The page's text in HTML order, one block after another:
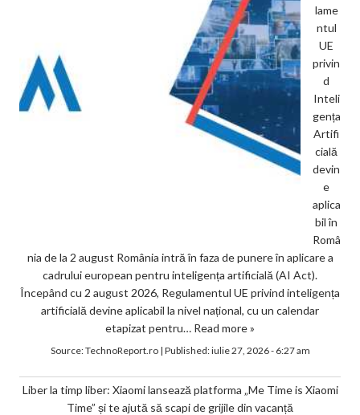
lame
ntul
UE
privin
d
Inteli
gența
Artifi
cială
devin
e
aplica
bil în
Româ
nia de la 2 august România intră în faza de punere în aplicare a
cadrului european pentru inteligența artificială (AI Act).
Începând cu 2 august 2026, Regulamentul UE privind inteligența
artificială devine aplicabil la nivel național, cu un calendar
etapizat pentru… Read more »
Source:TechnoReport.ro| Published:iulie 27, 2026 - 6:27 am
Liber la timp liber: Xiaomi lansează platforma „Me Time is Xiaomi
Time” și te ajută să scapi de grijile din vacanță